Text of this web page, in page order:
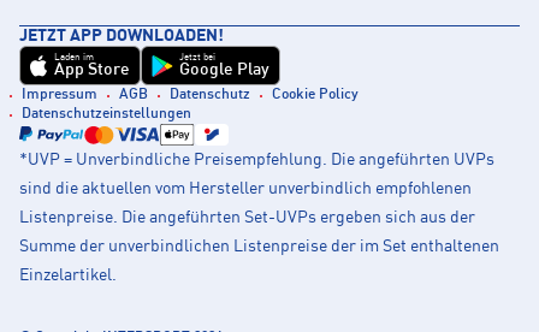
JETZT APP DOWNLOADEN!
Laden im
App Store
Jetzt bei
Google Play
Impressum AGB Datenschutz
Cookie Policy
Datenschutzeinstellungen
*UVP = Unverbindliche Preisempfehlung. Die angeführten UVPs
sind die aktuellen vom Hersteller unverbindlich empfohlenen
Listenpreise. Die angeführten Set-UVPs ergeben sich aus der
Summe der unverbindlichen Listenpreise der im Set enthaltenen
Einzelartikel.